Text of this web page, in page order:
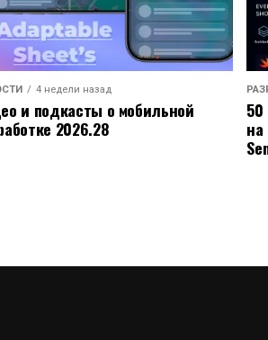
4 недели назад
и подкасты о мобильной
2026.28
50